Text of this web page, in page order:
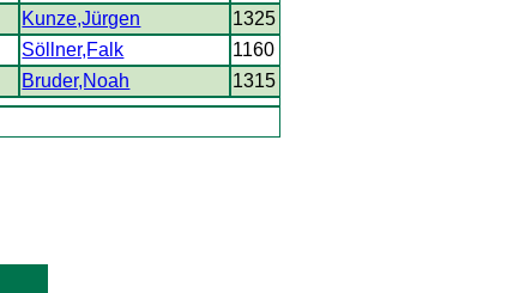
Kunze,Jürgen
1325
Söllner,Falk
1160
Bruder,Noah 1315